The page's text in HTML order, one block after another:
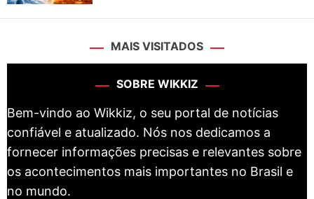
MAIS VISITADOS
SOBRE WIKKIZ
Bem-vindo ao Wikkiz, o seu portal de notícias
confiável e atualizado. Nós nos dedicamos a
fornecer informações precisas e relevantes sobre
os acontecimentos mais importantes no Brasil e
no mundo.